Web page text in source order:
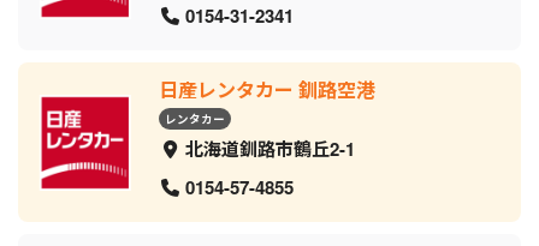
0154-31-2341
日産レンタカー 釧路空港
レンタカー
北海道釧路市鶴丘2-1
0154-57-4855